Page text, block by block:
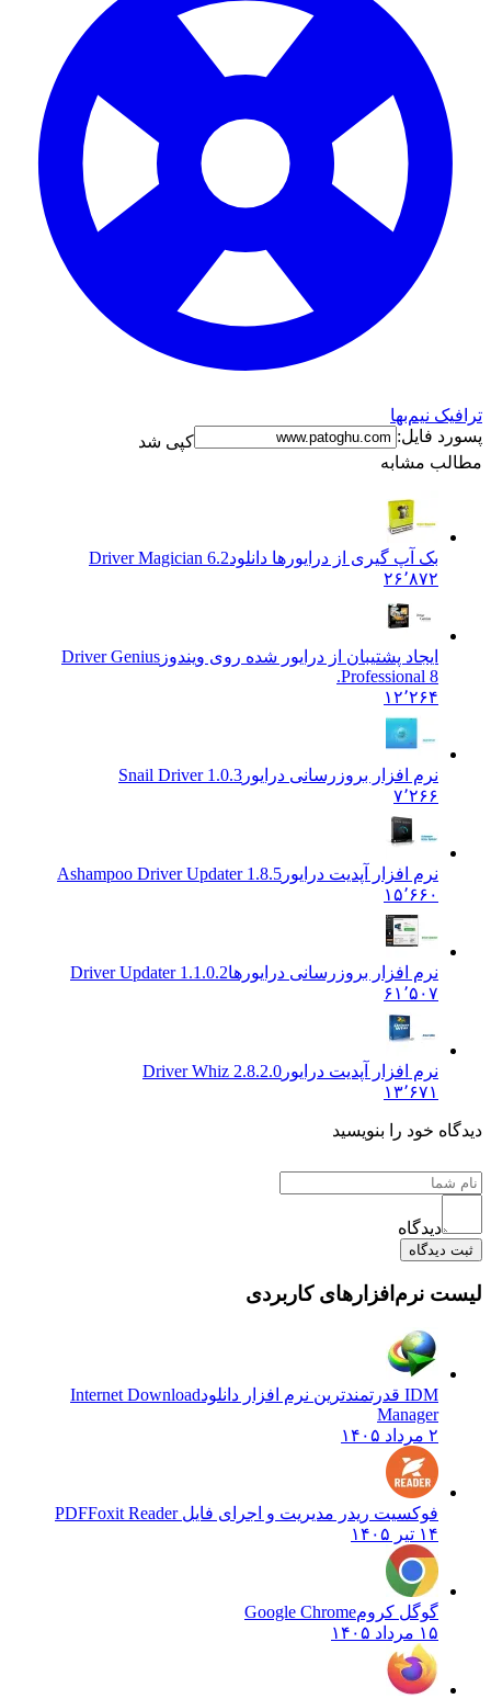
ترافیک نیم‌بها
پسورد فایل:
کپی شد
مطالب مشابه
بک آپ گیری از درایورها دانلودDriver Magician 6.2
۲۶٬۸۷۲
ایجاد پشتیبان از درایور شده روی ویندوز Driver Genius
Professional 8.
۱۲٬۲۶۴
نرم افزار بروزرسانی درایور Snail Driver 1.0.3
۷٬۲۶۶
نرم افزار آپدیت درایور 1.8.5 Ashampoo Driver Updater
۱۵٬۶۶۰
نرم افزار بروزرسانی درایورهاDriver Updater 1.1.0.2
۶۱٬۵۰۷
نرم افزار آپدیت درایور Driver Whiz 2.8.2.0
۱۳٬۶۷۱
دیدگاه خود را بنویسید
دیدگاه
ثبت دیدگاه
لیست نرم‌افزارهای کاربردی
IDM قدرتمندترین نرم افزار دانلود
Internet Download
Manager
۲ مرداد ۱۴۰۵
فوکسیت ریدر مدیریت و اجرای فایل PDFFoxit Reader
۱۴ تیر ۱۴۰۵
گوگل کرومGoogle Chrome
۱۵ مرداد ۱۴۰۵